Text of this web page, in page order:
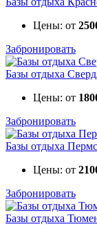
Цены: от
Забронировать
Базы отдыха
Цены: от
Забронировать
Базы отдыха
Цены: от
Забронировать
Базы отдыха